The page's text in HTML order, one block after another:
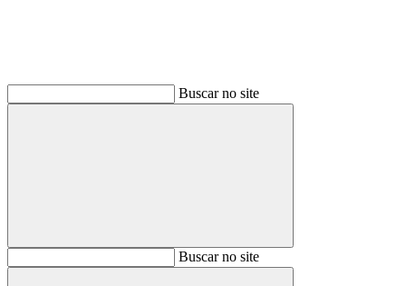
Buscar no site
BuscarBuscar no site